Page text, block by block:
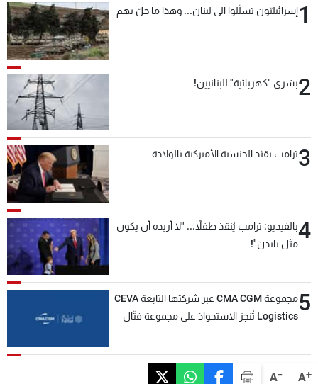
A+
A-
1إسرائيليّون تسلّلوا الى لبنان... وهذا ما حلّ بهم
2بشرى "كهربائية" للبنانيين!
3ترامب يقيّد الجنسية الأميركية بالولادة
4بالفيديو: ترامب يُنقذ طفلاً... "لا أريده أن يكون
مثل بايدن"!
5
مجموعة CMA CGM عبر شركتها التابعة CEVA
Logistics تُنجز الاستحواذ على مجموعة فتّال